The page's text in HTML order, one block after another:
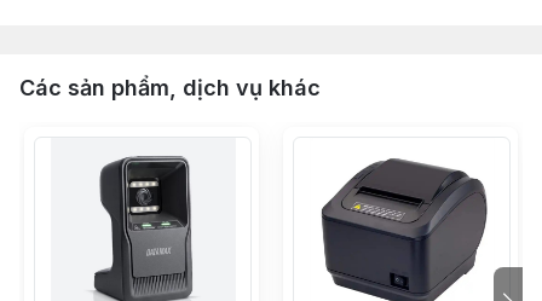
TLC-39, Aztec, DataMatrix, MaxiCode, QR Code, Micro
- Tốc độ Scan: 500 Dòng/Giây
- Cổng Kết Nối: USB
Các sản phẩm, dịch vụ khác